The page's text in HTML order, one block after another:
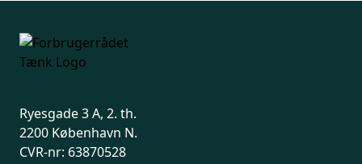
Ryesgade 3 A, 2. th.
2200 København N.
CVR-nr: 63870528